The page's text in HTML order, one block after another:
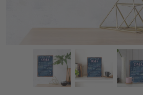
Wandschild mit Aufdruck - Rezept
Zurück